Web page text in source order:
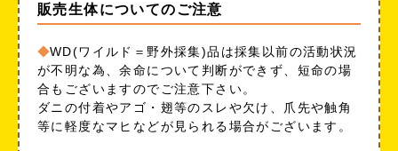
販売生体についてのご注意
WD(ワイルド＝野外採集)品は採集以前の活動状況
が不明な為、余命について判断ができず、短命の場
合もございますのでご注意下さい。
ダニの付着やアゴ・翅等のスレや欠け、爪先や触角
等に軽度なマヒなどが見られる場合がございます。